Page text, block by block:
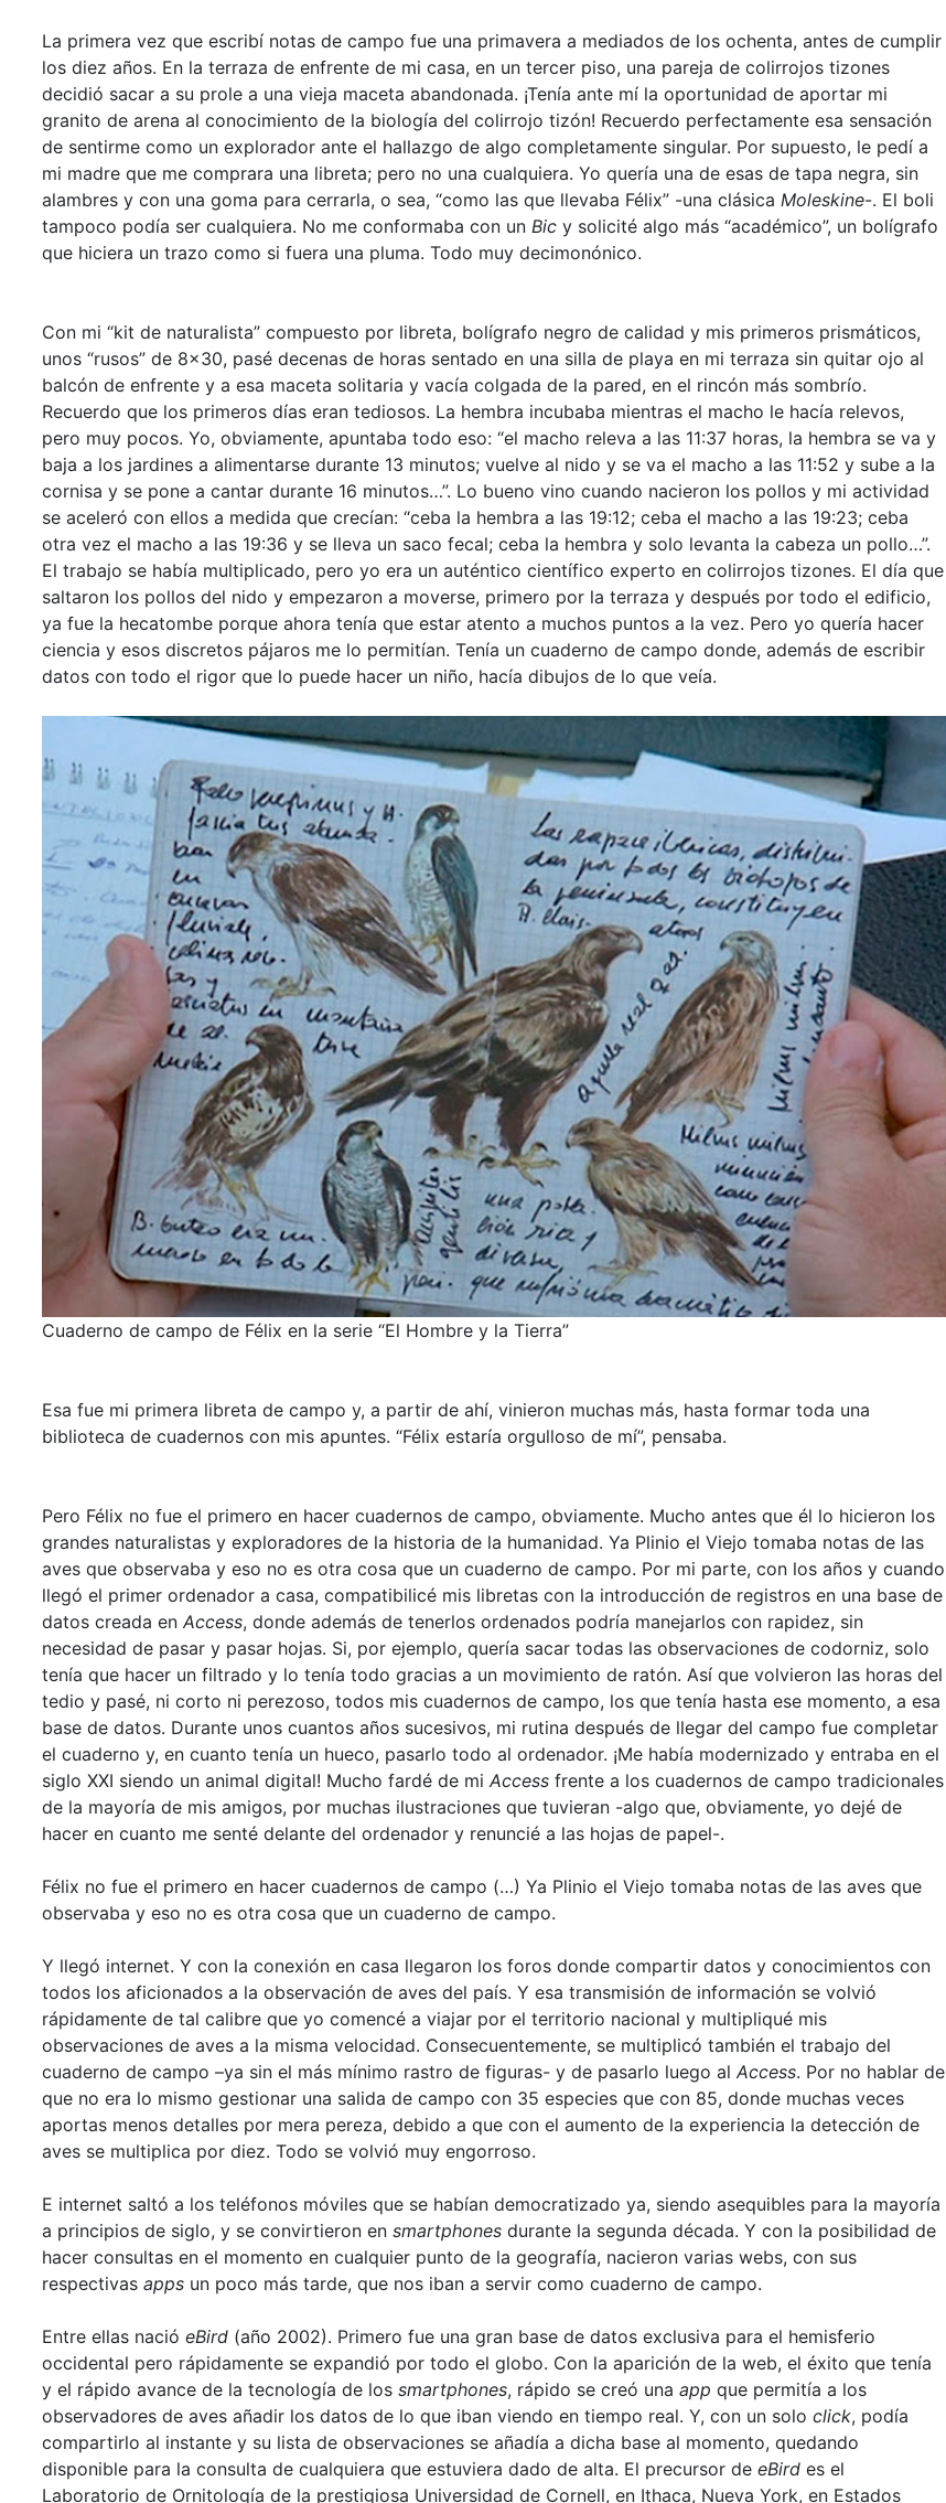
La primera vez que escribí notas de campo fue una primavera a mediados de los ochenta, antes de cumplir
los diez años. En la terraza de enfrente de mi casa, en un tercer piso, una pareja de colirrojos tizones
decidió sacar a su prole a una vieja maceta abandonada. ¡Tenía ante mí la oportunidad de aportar mi
granito de arena al conocimiento de la biología del colirrojo tizón! Recuerdo perfectamente esa sensación
de sentirme como un explorador ante el hallazgo de algo completamente singular. Por supuesto, le pedí a
mi madre que me comprara una libreta; pero no una cualquiera. Yo quería una de esas de tapa negra, sin
alambres y con una goma para cerrarla, o sea, “como las que llevaba Félix” -una clásica Moleskine-. El boli
tampoco podía ser cualquiera. No me conformaba con un Bic y solicité algo más “académico”, un bolígrafo
que hiciera un trazo como si fuera una pluma. Todo muy decimonónico.
Con mi “kit de naturalista” compuesto por libreta, bolígrafo negro de calidad y mis primeros prismáticos,
unos “rusos” de 8×30, pasé decenas de horas sentado en una silla de playa en mi terraza sin quitar ojo al
balcón de enfrente y a esa maceta solitaria y vacía colgada de la pared, en el rincón más sombrío.
Recuerdo que los primeros días eran tediosos. La hembra incubaba mientras el macho le hacía relevos,
pero muy pocos. Yo, obviamente, apuntaba todo eso: “el macho releva a las 11:37 horas, la hembra se va y
baja a los jardines a alimentarse durante 13 minutos; vuelve al nido y se va el macho a las 11:52 y sube a la
cornisa y se pone a cantar durante 16 minutos…”. Lo bueno vino cuando nacieron los pollos y mi actividad
se aceleró con ellos a medida que crecían: “ceba la hembra a las 19:12; ceba el macho a las 19:23; ceba
otra vez el macho a las 19:36 y se lleva un saco fecal; ceba la hembra y solo levanta la cabeza un pollo…”.
El trabajo se había multiplicado, pero yo era un auténtico científico experto en colirrojos tizones. El día que
saltaron los pollos del nido y empezaron a moverse, primero por la terraza y después por todo el edificio,
ya fue la hecatombe porque ahora tenía que estar atento a muchos puntos a la vez. Pero yo quería hacer
ciencia y esos discretos pájaros me lo permitían. Tenía un cuaderno de campo donde, además de escribir
datos con todo el rigor que lo puede hacer un niño, hacía dibujos de lo que veía.
Cuaderno de campo de Félix en la serie “El Hombre y la Tierra”
Esa fue mi primera libreta de campo y, a partir de ahí, vinieron muchas más, hasta formar toda una
biblioteca de cuadernos con mis apuntes. “Félix estaría orgulloso de mí”, pensaba.
Pero Félix no fue el primero en hacer cuadernos de campo, obviamente. Mucho antes que él lo hicieron los
grandes naturalistas y exploradores de la historia de la humanidad. Ya Plinio el Viejo tomaba notas de las
aves que observaba y eso no es otra cosa que un cuaderno de campo. Por mi parte, con los años y cuando
llegó el primer ordenador a casa, compatibilicé mis libretas con la introducción de registros en una base de
datos creada en Access, donde además de tenerlos ordenados podría manejarlos con rapidez, sin
necesidad de pasar y pasar hojas. Si, por ejemplo, quería sacar todas las observaciones de codorniz, solo
tenía que hacer un filtrado y lo tenía todo gracias a un movimiento de ratón. Así que volvieron las horas del
tedio y pasé, ni corto ni perezoso, todos mis cuadernos de campo, los que tenía hasta ese momento, a esa
base de datos. Durante unos cuantos años sucesivos, mi rutina después de llegar del campo fue completar
el cuaderno y, en cuanto tenía un hueco, pasarlo todo al ordenador. ¡Me había modernizado y entraba en el
siglo XXI siendo un animal digital! Mucho fardé de mi Access frente a los cuadernos de campo tradicionales
de la mayoría de mis amigos, por muchas ilustraciones que tuvieran -algo que, obviamente, yo dejé de
hacer en cuanto me senté delante del ordenador y renuncié a las hojas de papel-.
Félix no fue el primero en hacer cuadernos de campo (…) Ya Plinio el Viejo tomaba notas de las aves que
observaba y eso no es otra cosa que un cuaderno de campo.
Y llegó internet. Y con la conexión en casa llegaron los foros donde compartir datos y conocimientos con
todos los aficionados a la observación de aves del país. Y esa transmisión de información se volvió
rápidamente de tal calibre que yo comencé a viajar por el territorio nacional y multipliqué mis
observaciones de aves a la misma velocidad. Consecuentemente, se multiplicó también el trabajo del
cuaderno de campo –ya sin el más mínimo rastro de figuras- y de pasarlo luego al Access. Por no hablar de
que no era lo mismo gestionar una salida de campo con 35 especies que con 85, donde muchas veces
aportas menos detalles por mera pereza, debido a que con el aumento de la experiencia la detección de
aves se multiplica por diez. Todo se volvió muy engorroso.
E internet saltó a los teléfonos móviles que se habían democratizado ya, siendo asequibles para la mayoría
a principios de siglo, y se convirtieron en smartphones durante la segunda década. Y con la posibilidad de
hacer consultas en el momento en cualquier punto de la geografía, nacieron varias webs, con sus
respectivas apps un poco más tarde, que nos iban a servir como cuaderno de campo.
Entre ellas nació eBird (año 2002). Primero fue una gran base de datos exclusiva para el hemisferio
occidental pero rápidamente se expandió por todo el globo. Con la aparición de la web, el éxito que tenía
y el rápido avance de la tecnología de los smartphones, rápido se creó una app que permitía a los
observadores de aves añadir los datos de lo que iban viendo en tiempo real. Y, con un solo click, podía
compartirlo al instante y su lista de observaciones se añadía a dicha base al momento, quedando
disponible para la consulta de cualquiera que estuviera dado de alta. El precursor de eBird es el
Laboratorio de Ornitología de la prestigiosa Universidad de Cornell, en Ithaca, Nueva York, en Estados